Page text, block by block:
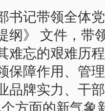
书记带领全体
纲》 文件，带
难忘的艰难历
保障作用、管
品牌实力、干
方面的新气象